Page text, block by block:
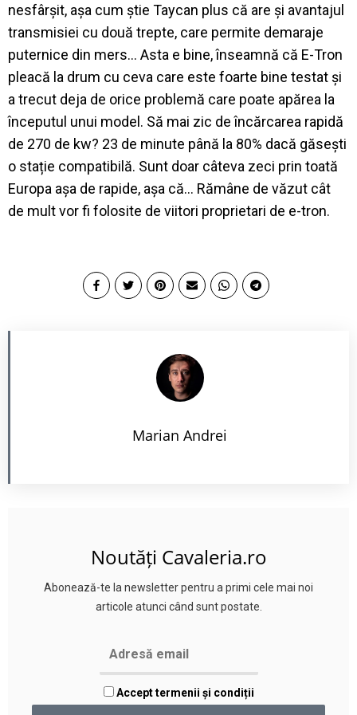
nesfârșit, așa cum știe Taycan plus că are și avantajul
transmisiei cu două trepte, care permite demaraje
puternice din mers… Asta e bine, înseamnă că E-Tron
pleacă la drum cu ceva care este foarte bine testat și
a trecut deja de orice problemă care poate apărea la
începutul unui model. Să mai zic de încărcarea rapidă
de 270 de kw? 23 de minute până la 80% dacă găsești
o stație compatibilă. Sunt doar câteva zeci prin toată
Europa așa de rapide, așa că… Rămâne de văzut cât
de mult vor fi folosite de viitori proprietari de e-tron.
Marian Andrei
Noutăți Cavaleria.ro
Abonează-te la newsletter pentru a primi cele mai noi
articole atunci când sunt postate.
Accept termenii și condiții